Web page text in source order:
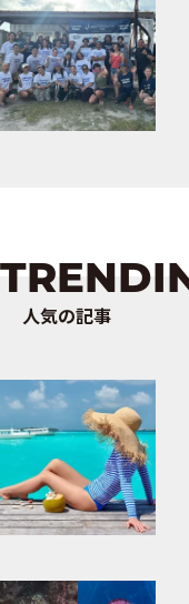
人気の記事